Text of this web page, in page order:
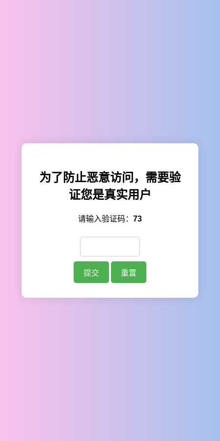
为了防止恶意访问，需要验
证您是真实用户
请输入验证码： 73
提交 重置